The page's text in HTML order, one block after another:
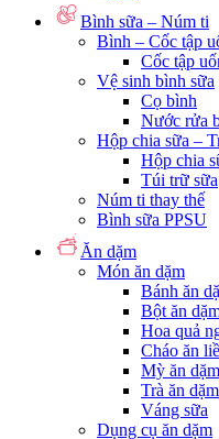
Bình sữa – Núm ti
Bình – Cốc tập
Cốc tập
Vệ sinh bình sữa
Cọ bình
Nước rửa
Hộp chia sữa –
Hộp chia
Túi trữ sữa
Núm ti thay thế
Bình sữa PPSU
Ăn dặm
Món ăn dặm
Bánh ăn
Bột ăn
Hoa quả
Cháo ăn
Mỳ ăn dặm
Trà ăn dặm
Váng sữa
Dụng cụ ăn dặm